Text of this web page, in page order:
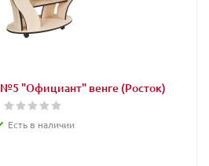
Стол журнольный №5 "Официант" венге (Росток)
Есть в наличии